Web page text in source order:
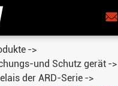

und Schutz gerät
der ARD-Serie